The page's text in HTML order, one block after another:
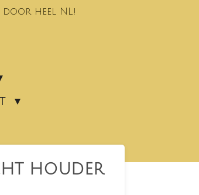
heel NL!
HOUDER